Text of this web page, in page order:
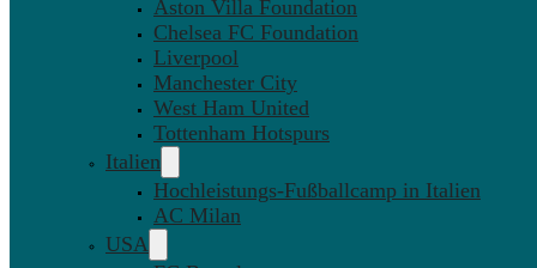
Aston Villa Foundation
Chelsea FC Foundation
Liverpool
Manchester City
West Ham United
Tottenham Hotspurs
Italien
Hochleistungs-Fußballcamp in Italien
AC Milan
USA